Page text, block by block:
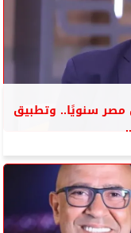
سنويًا.. وتطبيق